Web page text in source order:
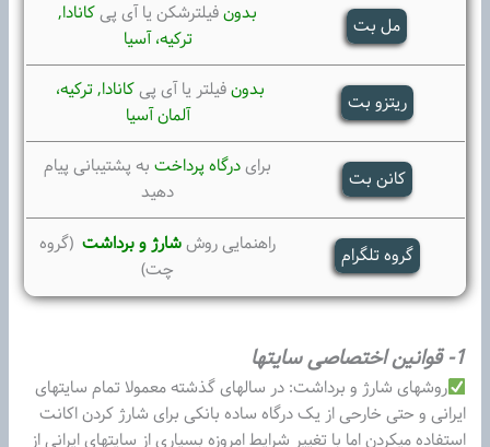
مل بت
بدونفیلترشکن یا آی پیکانادا,
ترکیه، آسیا
ریتزو بت
بدونفیلتر یا آی پیکانادا, ترکیه،
آلمان آسیا
کانن بت
برایدرگاه پرداختبه پشتیبانی پیام
دهید
گروه تلگرام راهنمایی روششارژ و برداشت (گروه
چت)
1- قوانین اختصاصی سایتها
روشهای شارژ و برداشت: در سالهای گذشته معمولا تمام سایتهای
ایرانی و حتی خارحی از یک درگاه ساده بانکی برای شارژ کردن اکانت
استفاده میکردن اما با تغییر شرایط امروزه بسیاری از سایتهای ایرانی از